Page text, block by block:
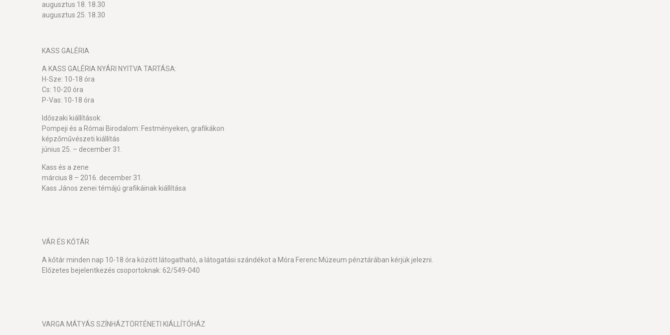
augusztus 18. 18.30
augusztus 25. 18.30
KASS GALÉRIA
A KASS GALÉRIA NYÁRI NYITVA TARTÁSA:
H-Sze: 10-18 óra
Cs: 10-20 óra
P-Vas: 10-18 óra
Időszaki kiállítások:
Pompeji és a Római Birodalom: Festményeken, grafikákon
képzőművészeti kiállítás
június 25. – december 31.
Kass és a zene
március 8 – 2016. december 31.
Kass János zenei témájú grafikáinak kiállítása
VÁR ÉS KŐTÁR
A kőtár minden nap 10-18 óra között látogatható, a látogatási szándékot a Móra Ferenc Múzeum pénztárában kérjük jelezni.
Előzetes bejelentkezés csoportoknak: 62/549-040
VARGA MÁTYÁS SZÍNHÁZTÖRTÉNETI KIÁLLÍTÓHÁZ